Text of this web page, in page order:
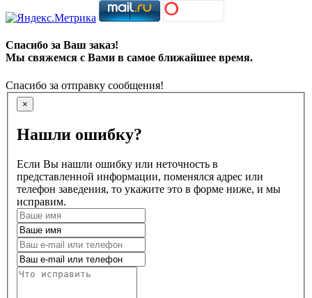
Спасибо за Ваш заказ!
Мы свяжемся с Вами в самое ближайшее время.
Спасибо за отправку сообщения!
×
Нашли ошибку?
Если Вы нашли ошибку или неточность в
представленной информации, поменялся адрес или
телефон заведения, то укажите это в форме ниже, и мы
исправим.